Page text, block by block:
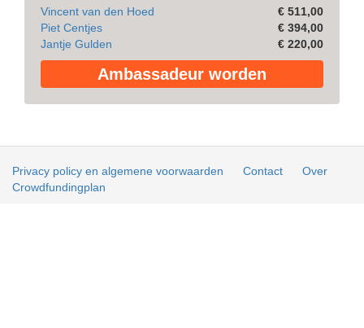
Vincent van den Hoed
€ 511,00
Piet Centjes
€ 394,00
Jantje Gulden
€ 220,00
Ambassadeur worden
Privacy policy en algemene voorwaarden Contact
Over
Crowdfundingplan